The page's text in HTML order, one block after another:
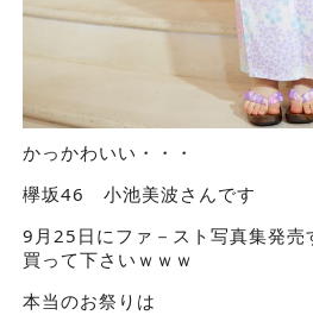
かっかわいい・・・
欅坂46 小池美波さんです
9月25日にファ－スト写真集発売
買って下さいｗｗｗ
本当のお祭りは